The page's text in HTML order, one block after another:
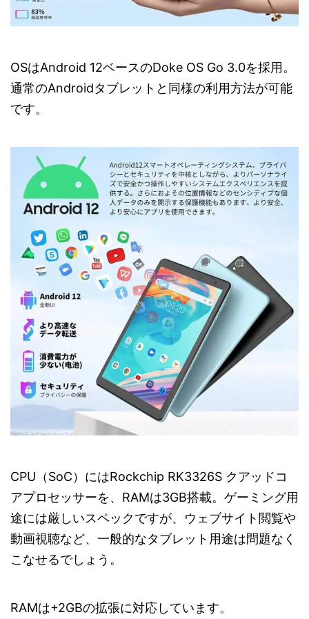
OSはAndroid 12ベースのDoke OS Go 3.0を採用。
通常のAndroidタブレットと同様の利用方法が可能
です。
CPU（SoC）にはRockchip RK3326S クアッドコ
アプロセッサーを、RAMは3GB搭載。ゲーミング用
途には厳しいスペックですが、ウェブサイト閲覧や
動画視聴など、一般的なタブレット用途は問題なく
こなせるでしょう。
RAMは+2GBの拡張に対応しています。